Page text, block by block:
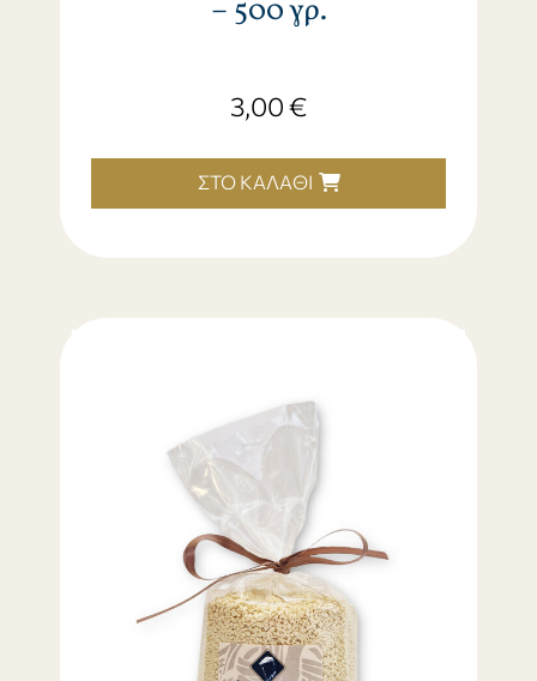
– 500 γρ.
3,00€
ΣΤΟ ΚΑΛΆΘΙ